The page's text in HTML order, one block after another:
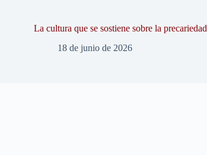
La cultura que se sostiene sobre la precariedad
18 de junio de 2026